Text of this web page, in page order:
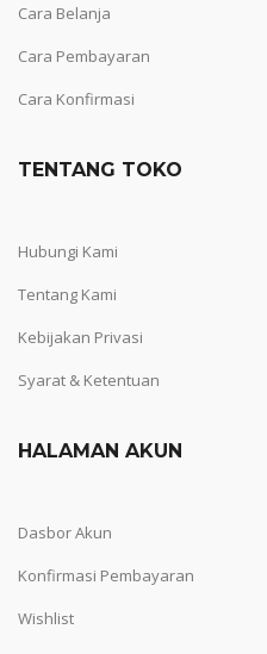
Cara Belanja
Cara Pembayaran
Cara Konfirmasi
TENTANG TOKO
Hubungi Kami
Tentang Kami
Kebijakan Privasi
Syarat & Ketentuan
HALAMAN AKUN
Dasbor Akun
Konfirmasi Pembayaran
Wishlist